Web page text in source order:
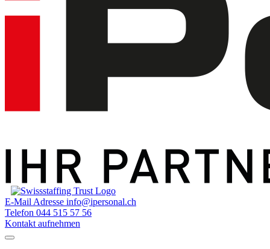
E-Mail Adresse info@ipersonal.ch
Telefon 044 515 57 56
Kontakt aufnehmen